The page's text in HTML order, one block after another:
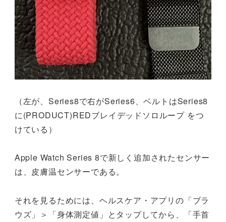
（左が、Series8で右がSeries6、ベルトはSeries8
に(PRODUCT)REDブレイデッドソロループ をつ
けている）
Apple Watch Series 8で新しく追加されたセンサー
は、皮膚温センサーである。
それを見るためには、ヘルスケア・アプリの「ブラ
ウズ」＞「身体測定値」とタップしてから、「手首